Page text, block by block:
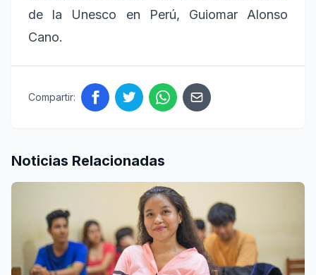
de la Unesco en Perú, Guiomar Alonso
Cano.
Compartir:
Noticias Relacionadas